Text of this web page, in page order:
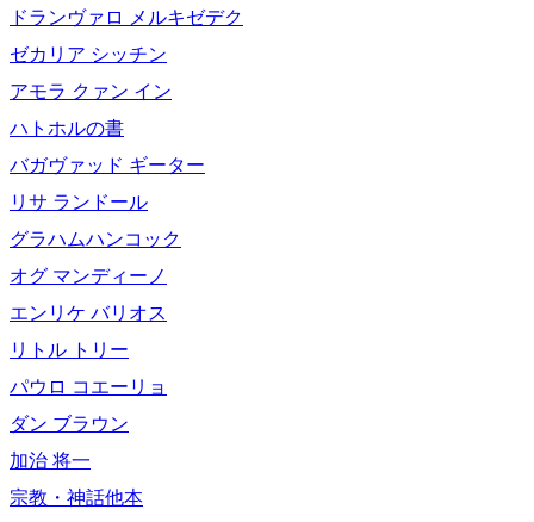
ドランヴァロ メルキゼデク
ゼカリア シッチン
アモラ クァン イン
ハトホルの書
バガヴァッド ギーター
リサ ランドール
グラハムハンコック
オグ マンディーノ
エンリケ バリオス
リトル トリー
パウロ コエーリョ
ダン ブラウン
加治 将一
宗教・神話他本